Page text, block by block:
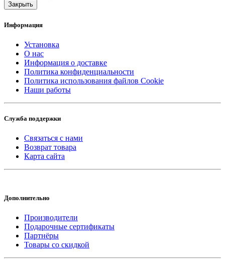
Закрыть
Информация
Установка
О нас
Информация о доставке
Политика конфиденциальности
Политика использования файлов Cookie
Наши работы
Служба поддержки
Связаться с нами
Возврат товара
Карта сайта
Дополнительно
Производители
Подарочные сертификаты
Партнёры
Товары со скидкой